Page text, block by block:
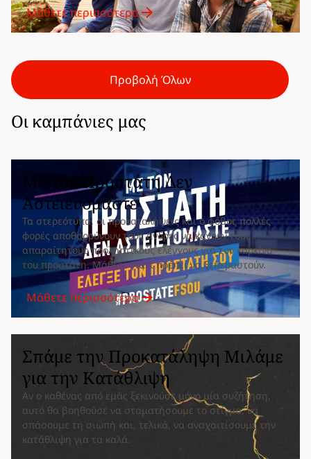
Μάθετε περισσότερα
Προβολή Όλων
Οι καμπάνιες μας
Με τον Προστάτη Δεν
Αστειευόμαστε
Τα στερεότυπα, οι προκαταλήψεις και ο φόβος πολλές
φορές αποθαρρύνουν τους άνδρες να κάνουν τους
απαραίτητους προληπτικούς ελέγχους για τον καρκίνο
του προστάτη. Μάθετε γιατί πρέπει να ξεπεραστούν.
Μάθετε περισσότερα
Σπάμε την Προκατάληψη Μιλάμε
για την Κατάθλιψη
Αν ο καθένας από εμάς ξεκινούσε μόνο μία συζήτηση,
αυτό θα βοηθούσε να σταματήσουμε το στίγμα, να
σπάσουμε τη σιωπή και, τελικά, να αναχαιτίσουμε την
κατάθλιψη για τα καλά.